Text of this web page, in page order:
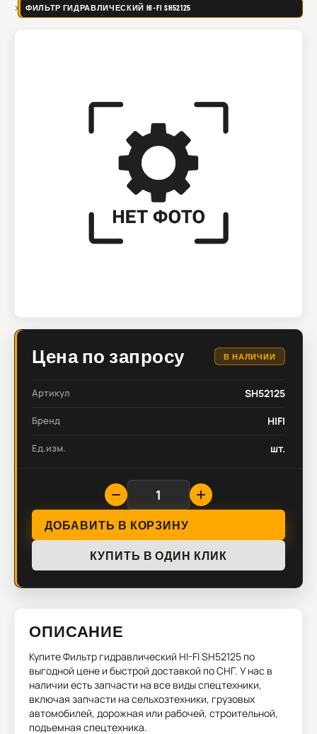
ФИЛЬТР ГИДРАВЛИЧЕСКИЙ HI-FI SH52125
Цена по запросу В НАЛИЧИИ
Артикул SH52125
Бренд HIFI
Ед.изм. шт.
ДОБАВИТЬ В КОРЗИНУ
КУПИТЬ В ОДИН КЛИК
ОПИСАНИЕ
КупитеФильтр гидравлический HI-FI SH52125 по
выгодной цене и быстрой доставкой по СНГ. У нас в
наличии есть запчасти на все виды спецтехники,
включая запчасти на сельхозтехники, грузовых
автомобилей, дорожная или рабочей, строительной,
подъемная спецтехника.